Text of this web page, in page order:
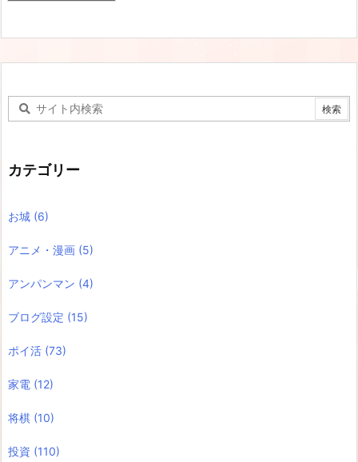
カテゴリー
お城 (6)
アニメ・漫画 (5)
アンパンマン (4)
ブログ設定 (15)
ポイ活 (73)
家電 (12)
将棋 (10)
投資 (110)